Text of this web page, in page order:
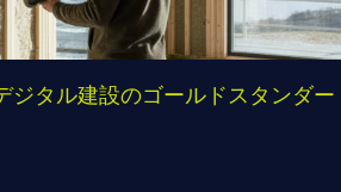
ジタル建設のゴールドスタンダー